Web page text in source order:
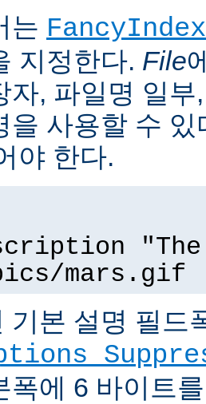
는
지정한다. File
자, 파일명 일
을 사용할 수
야 한다.
mars.gif
기본 설명 필드
폭에 6 바이트